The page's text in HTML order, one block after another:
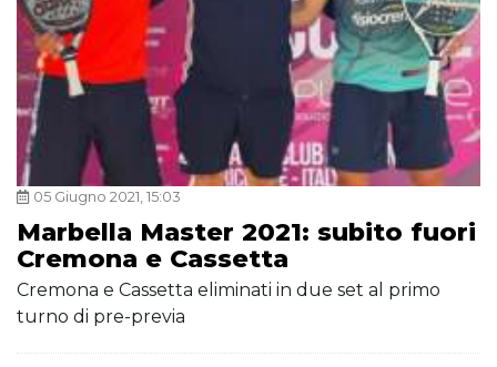
05 Giugno 2021, 15:03
Marbella Master 2021: subito fuori
Cremona e Cassetta
Cremona e Cassetta eliminati in due set al primo
turno di pre-previa